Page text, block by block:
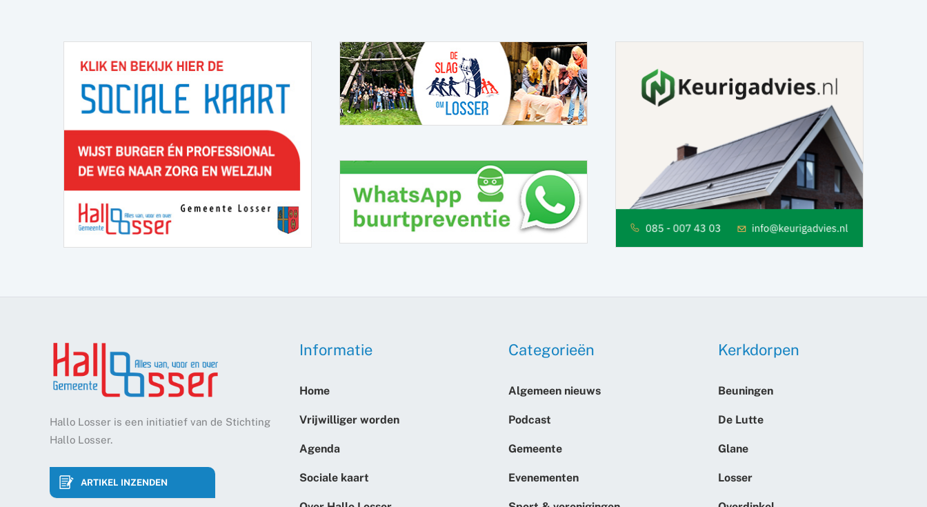
Hallo Losser is een initiatief van de Stichting
Hallo Losser.
ARTIKEL INZENDEN
Informatie
Home
Vrijwilliger worden
Agenda
Sociale kaart
Categorieën
Algemeen nieuws
Podcast
Gemeente
Evenementen
Kerkdorpen
Beuningen
De Lutte
Glane
Losser